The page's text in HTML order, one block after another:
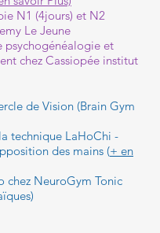
N1 (4jours) et N2
Le Jeune
psychogénéalogie et
chez Cassiopée institut
de Vision (Brain Gym
technique LaHoChi -
des mains (+ en
chez NeuroGym Tonic